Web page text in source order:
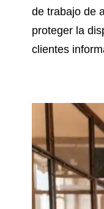
de trabajo de
proteger la
clientes